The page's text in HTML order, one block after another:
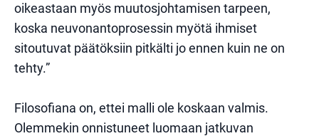
oikeastaan myös muutosjohtamisen tarpeen,
koska neuvonantoprosessin myötä ihmiset
sitoutuvat päätöksiin pitkälti jo ennen kuin ne on
tehty.”
Filosofiana on, ettei malli ole koskaan valmis.
Olemmekin onnistuneet luomaan jatkuvan